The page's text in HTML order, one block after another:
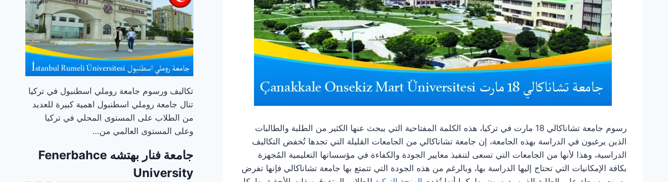
رسوم جامعة تشاناكالي 18 مارت في تركيا، هذه الكلمة المفتاحية التي يبحث عنها الكثير من الطلبة والطالبات
الذين يرغبون في الدراسة بهذه الجامعة، إن جامعة تشاناكالي من الجامعات القليلة التي تجدها تُخفض التكاليف
الدراسية، وهذا لأنها من الجامعات التي تسعى لتنفيذ معايير الجودة والكفاءة في مؤسساتها التعليمية المُجهزة
بكافة الإمكانيات التي تحتاج إليها الدراسة بها، وبالرغم من هذه الجودة التي تتمتع بها جامعة تشاناكالي فإنها تفرض
تكاليف ورسوم جامعة روملي اسطنبول في تركيا
تنال جامعة روملي اسطنبول اهمية كبيرة للعديد
من الطلاب على المستوى المحلي في تركيا
وعلى المستوى العالمي من…
جامعة فنار بهتشه Fenerbahce
University